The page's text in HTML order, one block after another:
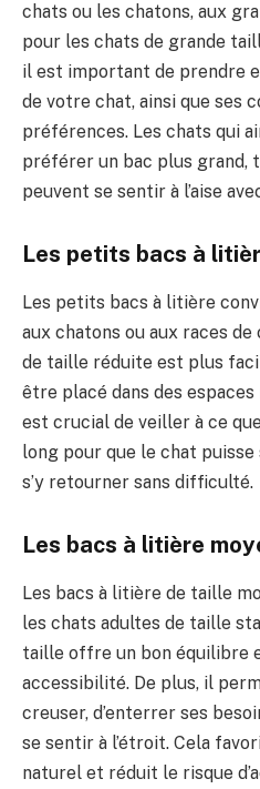
chats ou les chatons, aux
pour les chats de grande
il est important de prendre
de votre chat, ainsi que ses
préférences. Les chats qui
préférer un bac plus grand,
peuvent se sentir à l’aise
Les petits bacs à
Les petits bacs à litière
aux chatons ou aux races
de taille réduite est plus
être placé dans des
est crucial de veiller à ce
long pour que le chat
s’y retourner sans difficulté.
Les bacs à litière
Les bacs à litière de taille
les chats adultes de taille
taille offre un bon équilibre
accessibilité. De plus, il
creuser, d’enterrer ses
se sentir à l’étroit. Cela
naturel et réduit le risque